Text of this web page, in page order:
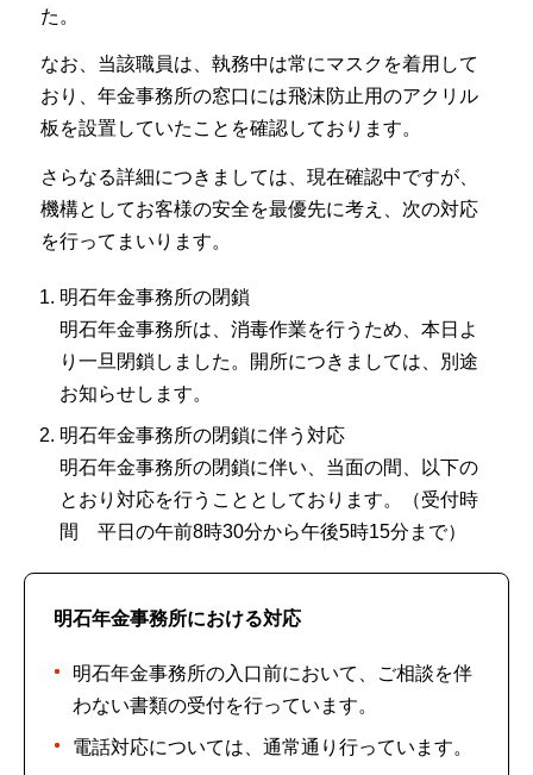
た。
なお、当該職員は、執務中は常にマスクを着用して
おり、年金事務所の窓口には飛沫防止用のアクリル
板を設置していたことを確認しております。
さらなる詳細につきましては、現在確認中ですが、
機構としてお客様の安全を最優先に考え、次の対応
を行ってまいります。
明石年金事務所の閉鎖
明石年金事務所は、消毒作業を行うため、本日よ
り一旦閉鎖しました。開所につきましては、別途
お知らせします。
明石年金事務所の閉鎖に伴う対応
明石年金事務所の閉鎖に伴い、当面の間、以下の
とおり対応を行うこととしております。（受付時
間 平日の午前8時30分から午後5時15分まで）
明石年金事務所における対応
明石年金事務所の入口前において、ご相談を伴
わない書類の受付を行っています。
電話対応については、通常通り行っています。